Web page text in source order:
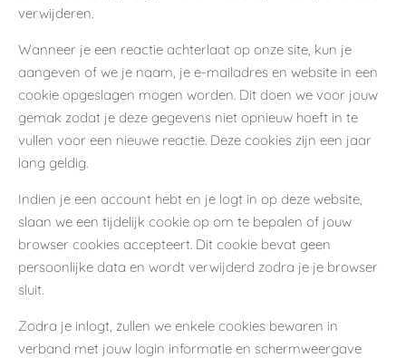
verwijderen.
Wanneer je een reactie achterlaat op onze site, kun je
aangeven of we je naam, je e-mailadres en website in een
cookie opgeslagen mogen worden. Dit doen we voor jouw
gemak zodat je deze gegevens niet opnieuw hoeft in te
vullen voor een nieuwe reactie. Deze cookies zijn een jaar
lang geldig.
Indien je een account hebt en je logt in op deze website,
slaan we een tijdelijk cookie op om te bepalen of jouw
browser cookies accepteert. Dit cookie bevat geen
persoonlijke data en wordt verwijderd zodra je je browser
sluit.
Zodra je inlogt, zullen we enkele cookies bewaren in
verband met jouw login informatie en schermweergave